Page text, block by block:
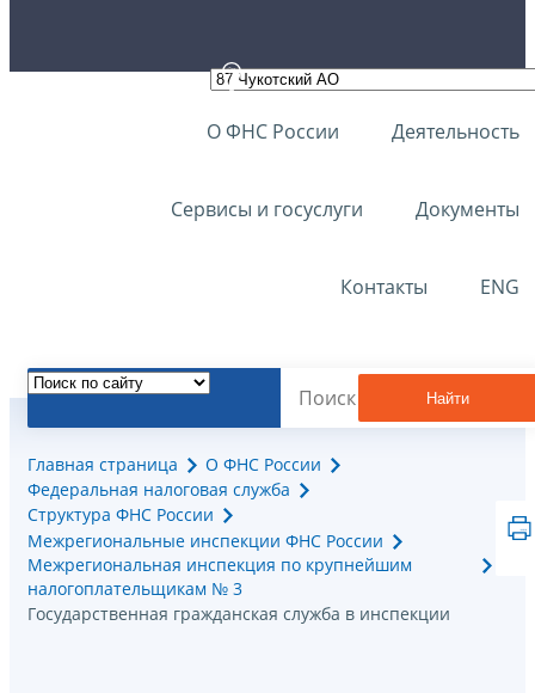
О ФНС России Деятельность
Сервисы и госуслуги Документы
Контакты ENG
Найти
Главная страница
О ФНС России
Федеральная налоговая служба
Структура ФНС России
Межрегиональные инспекции ФНС России
Межрегиональная инспекция по крупнейшим
налогоплательщикам № 3
Государственная гражданская служба в инспекции